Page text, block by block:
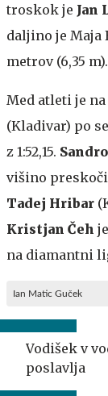
troskok je Jan
daljino je Maja
metrov (6,35 m).
Med atleti je
(Kladivar) po
z 1:52,15.
višino
Tadej Hribar
Kristjan Čeh
na diamantni
Ian Matic Guček
Vodišek v
poslavlja